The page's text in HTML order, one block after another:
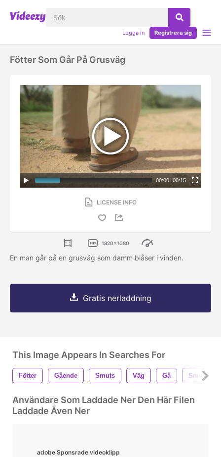
Logga in Registrera sig
Fötter Som Går På Grusväg
00:00 | 00:15
LICENSE INFO
1920x1080
En man går på en grusväg som damm blåser i vinden.
Gratis nerladdning
This Image Appears In Searches For
Fötter Gående Smuts Väg Gå Smutsig
Användare Som Laddade Ner Den Här Filen
Laddade Även Ner
adobe Sponsrade videoklipp